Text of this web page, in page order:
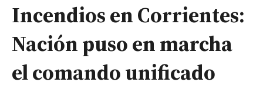
Incendios en Corrientes:
Nación puso en marcha
el comando unificado